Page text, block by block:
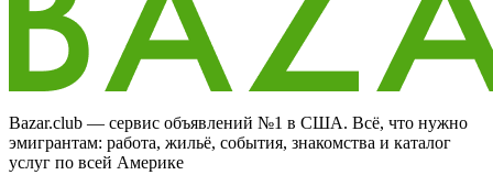
Bazar.club — сервис объявлений №1 в США. Всё, что нужно
эмигрантам: работа, жильё, события, знакомства и каталог
услуг по всей Америке